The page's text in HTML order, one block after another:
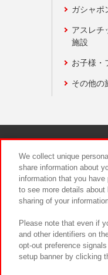
ガシャポ
アスレチ
施設
お子様・
その他の
We collect unique
share information about
information that you
to see more details
sharing of your
Please note that even if
and other identifiers on
opt-out preference
setup banner by clicking